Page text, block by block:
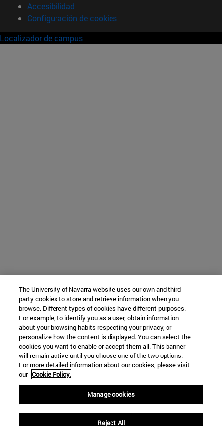
Accesibilidad
Configuración de cookies
Localizador de campus
The University of Navarra website uses our own and third-
party cookies to store and retrieve information when you
browse. Different types of cookies have different purposes.
For example, to identify you as a user, obtain information
about your browsing habits respecting your privacy, or
personalize how the content is displayed. You can select the
cookies you want to enable or accept them all. This banner
will remain active until you choose one of the two options.
For more detailed information about our cookies, please visit
our Cookie Policy.
Manage cookies
Reject All